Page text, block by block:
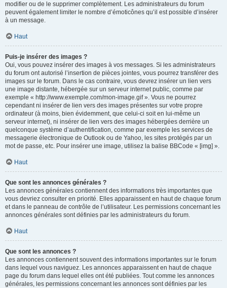
modifier ou de le supprimer complètement. Les administrateurs du forum
peuvent également limiter le nombre d’émoticônes qu’il est possible d’insérer
à un message.
Haut
Puis-je insérer des images ?
Oui, vous pouvez insérer des images à vos messages. Si les administrateurs
du forum ont autorisé l’insertion de pièces jointes, vous pourrez transférer des
images sur le forum. Dans le cas contraire, vous devrez insérer un lien vers
une image distante, hébergée sur un serveur internet public, comme par
exemple « http://www.exemple.com/mon-image.gif ». Vous ne pourrez
cependant ni insérer de lien vers des images présentes sur votre propre
ordinateur (à moins, bien évidemment, que celui-ci soit en lui-même un
serveur internet), ni insérer de lien vers des images hébergées derrière un
quelconque système d’authentification, comme par exemple les services de
messagerie électronique de Outlook ou de Yahoo, les sites protégés par un
mot de passe, etc. Pour insérer une image, utilisez la balise BBCode « [img] ».
Haut
Que sont les annonces générales ?
Les annonces générales contiennent des informations très importantes que
vous devriez consulter en priorité. Elles apparaissent en haut de chaque forum
et dans le panneau de contrôle de l’utilisateur. Les permissions concernant les
annonces générales sont définies par les administrateurs du forum.
Haut
Que sont les annonces ?
Les annonces contiennent souvent des informations importantes sur le forum
dans lequel vous naviguez. Les annonces apparaissent en haut de chaque
page du forum dans lequel elles ont été publiées. Tout comme les annonces
générales, les permissions concernant les annonces sont définies par les